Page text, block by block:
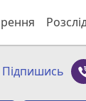
Підпишись